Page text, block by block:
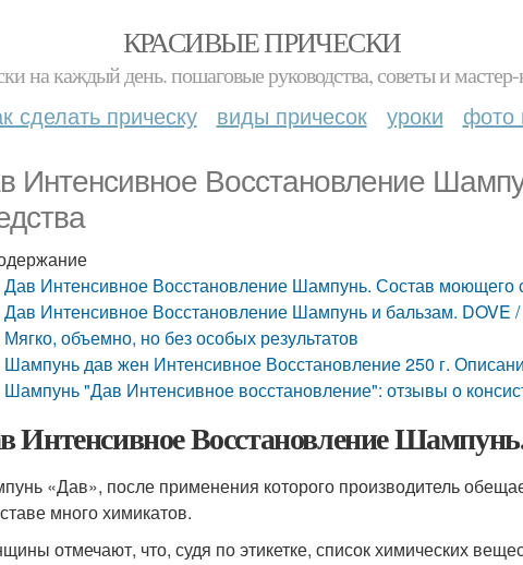
КРАСИВЫЕ ПРИЧЕСКИ
на каждый день. пошаговые руководства, советы и
сделать прическу виды причесок уроки фото
Интенсивное Восстановление
Дав Интенсивное Восстановление Шампунь. Состав моющего
Дав Интенсивное Восстановление Шампунь и бальзам.
Мягко, объемно, но без особых результатов
Шампунь дав жен Интенсивное Восстановление 250 г.
Шампунь "Дав Интенсивное восстановление": отзывы о
Интенсивное Восстановление
«Дав», после применения которого производитель
много химикатов.
отмечают, что, судя по этикетке, список химических